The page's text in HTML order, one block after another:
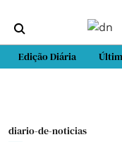
Edição Diária
diario-de-noticias